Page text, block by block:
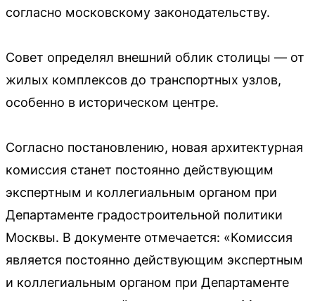
согласно московскому законодательству.
Совет определял внешний облик столицы — от
жилых комплексов до транспортных узлов,
особенно в историческом центре.
Согласно постановлению, новая архитектурная
комиссия станет постоянно действующим
экспертным и коллегиальным органом при
Департаменте градостроительной политики
Москвы. В документе отмечается: «Комиссия
является постоянно действующим экспертным
и коллегиальным органом при Департаменте